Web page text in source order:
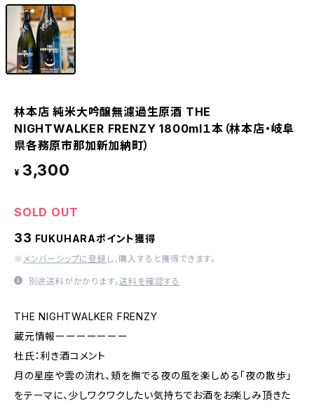
林本店 純米大吟醸無濾過生原酒 THE
NIGHTWALKER FRENZY 1800ml１本（林本店・岐阜
県各務原市那加新加納町）
¥ 3,300
SOLD OUT
33 FUKUHARAポイント獲得
※ メンバーシップに登録 し、購入すると獲得できます。
別途送料がかかります。送料を確認する
THE NIGHTWALKER FRENZY
蔵元情報ーーーーーーー
杜氏：利き酒コメント
月の星座や雲の流れ、頬を撫でる夜の風を楽しめる「夜の散歩」
をテーマに、少しワクワクしたい気持ちでお酒をお楽しみ頂きた